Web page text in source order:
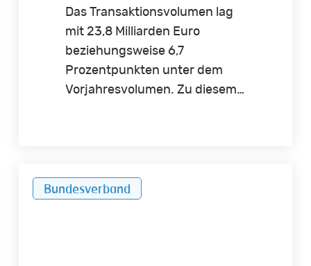
Das Transaktionsvolumen lag
mit 23,8 Milliarden Euro
beziehungsweise 6,7
Prozentpunkten unter dem
Vorjahresvolumen. Zu diesem…
Neubauförderung
Bundesverband